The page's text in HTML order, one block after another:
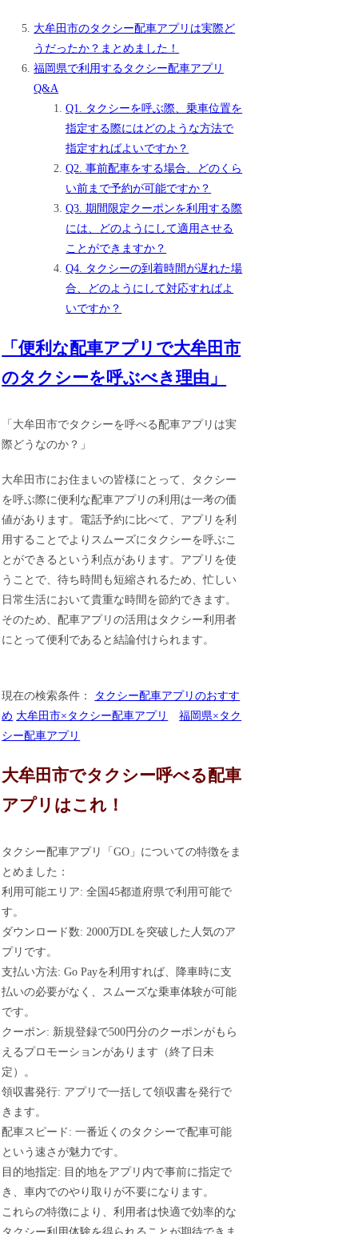
大牟田市のタクシー配車アプリは実際ど
うだったか？まとめました！
福岡県で利用するタクシー配車アプリ
Q&A
Q1. タクシーを呼ぶ際、乗車位置を
指定する際にはどのような方法で
指定すればよいですか？
Q2. 事前配車をする場合、どのくら
い前まで予約が可能ですか？
Q3. 期間限定クーポンを利用する際
には、どのようにして適用させる
ことができますか？
Q4. タクシーの到着時間が遅れた場
合、どのようにして対応すればよ
いですか？
「便利な配車アプリで大牟田市
のタクシーを呼ぶべき理由」
「大牟田市でタクシーを呼べる配車アプリは実
際どうなのか？」
大牟田市にお住まいの皆様にとって、タクシー
を呼ぶ際に便利な配車アプリの利用は一考の価
値があります。電話予約に比べて、アプリを利
用することでよりスムーズにタクシーを呼ぶこ
とができるという利点があります。アプリを使
うことで、待ち時間も短縮されるため、忙しい
日常生活において貴重な時間を節約できます。
そのため、配車アプリの活用はタクシー利用者
にとって便利であると結論付けられます。
現在の検索条件：
タクシー配車アプリのおすす
め 大牟田市×タクシー配車アプリ
福岡県×タク
シー配車アプリ
大牟田市でタクシー呼べる配車
アプリはこれ！
タクシー配車アプリ「GO」についての特徴をま
とめました：
利用可能エリア: 全国45都道府県で利用可能で
す。
ダウンロード数: 2000万DLを突破した人気のア
プリです。
支払い方法: Go Payを利用すれば、降車時に支
払いの必要がなく、スムーズな乗車体験が可能
です。
クーポン: 新規登録で500円分のクーポンがもら
えるプロモーションがあります（終了日未
定）。
領収書発行: アプリで一括して領収書を発行で
きます。
配車スピード: 一番近くのタクシーで配車可能
という速さが魅力です。
目的地指定: 目的地をアプリ内で事前に指定で
き、車内でのやり取りが不要になります。
これらの特徴により、利用者は快適で効率的な